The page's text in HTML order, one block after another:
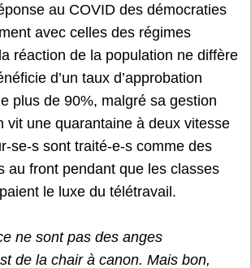
au COVID des démocraties
avec celles des régimes
réaction de la population ne diffère
d’un taux d’approbation
plus de 90%, malgré sa gestion
vit une quarantaine à deux vitesse
se-s sont traité-e-s comme des
au front pendant que les classes
le luxe du télétravail.
ne sont pas des anges
de la chair à canon. Mais bon,